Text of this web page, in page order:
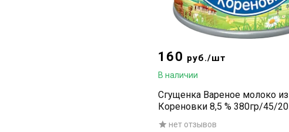
160 руб./шт
В наличии
Сгущенка Вареное молоко из
Кореновки 8,5 % 380гр/45/20
нет отзывов